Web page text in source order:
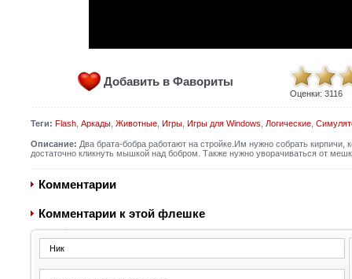
Добавить в Фавориты
Оценки: 3116
Теги: Flash, Аркады, Животные, Игры, Игры для Windows Логические,
Описание: Два брата-бобра работают на стройке.Им нужно собрать кирпичи,
достаточно кликнуть мышкой над бобром. Также нужно уворачиваться от
Комментарии
Комментарии к этой флешке